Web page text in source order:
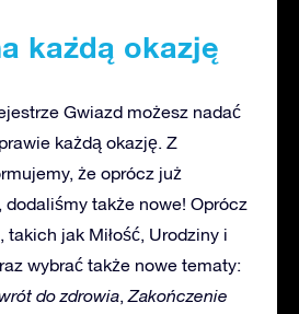
każdą okazję
Gwiazd możesz nadać
każdą okazję. Z
że oprócz już
także nowe! Oprócz
takich jak Miłość, Urodziny i
wybrać także nowe tematy:
do zdrowia,Zakończenie